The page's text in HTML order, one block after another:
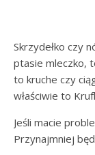
Skrzydełko czy
ptasie mleczko,
to kruche czy
właściwie to
Jeśli macie
Przynajmniej